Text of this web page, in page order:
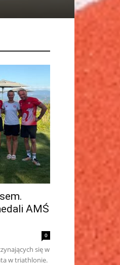
AMŚ
0
się w
w triathlonie.